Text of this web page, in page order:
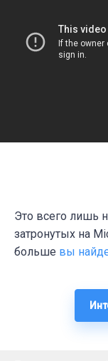
Это всего лишь
затронутых на
больше вы